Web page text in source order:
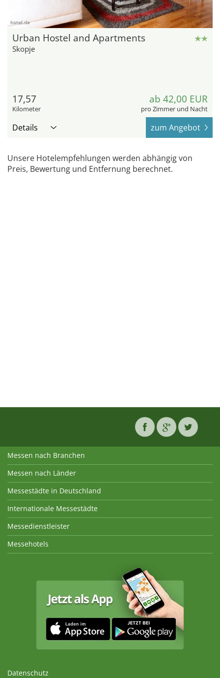
hotel.de
Urban Hostel and Apartments
Skopje
17,57
Kilometer
ab 42,00 EUR
pro Zimmer und Nacht
Details zum Angebot
Unsere Hotelempfehlungen werden abhängig von
Preis, Bewertung und Entfernung berechnet.
Messen nach Branchen
Messen nach Länder
Messestädte in Deutschland
Internationale Messestädte
Messedienstleister
Messehotels
Datenschutz